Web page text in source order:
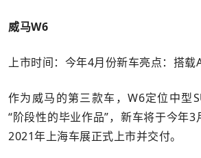
威马W6
上市时间：今年4月份新车亮点：搭载
作为威马的第三款车，W6定位中型
“阶段性的毕业作品”，新车将于今年
2021年上海车展正式上市并交付。